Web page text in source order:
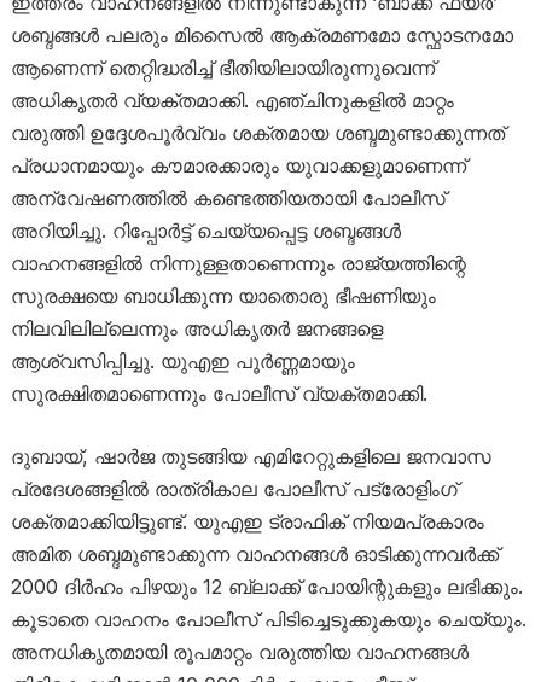
ശബ്ദങ്ങൾ പലരും മിസൈൽ ആക്രമണമോ സ്ഫോടനമോ
ആണെന്ന് തെറ്റിദ്ധരിച്ച് ഭീതിയിലായിരുന്നുവെന്ന്
അധികൃതർ വ്യക്തമാക്കി. എഞ്ചിനുകളിൽ മാറ്റം
വരുത്തി ഉദ്ദേശപൂർവ്വം ശക്തമായ ശബ്ദമുണ്ടാക്കുന്നത്
പ്രധാനമായും കൗമാരക്കാരും യുവാക്കളുമാണെന്ന്
അന്വേഷണത്തിൽ കണ്ടെത്തിയതായി പോലീസ്
അറിയിച്ചു. റിപ്പോർട്ട് ചെയ്യപ്പെട്ട ശബ്ദങ്ങൾ
വാഹനങ്ങളിൽ നിന്നുള്ളതാണെന്നും രാജ്യത്തിന്റെ
സുരക്ഷയെ ബാധിക്കുന്ന യാതൊരു ഭീഷണിയും
നിലവിലില്ലെന്നും അധികൃതർ ജനങ്ങളെ
ആശ്വസിപ്പിച്ചു. യുഎഇ പൂർണ്ണമായും
സുരക്ഷിതമാണെന്നും പോലീസ് വ്യക്തമാക്കി.
ദുബായ്, ഷാർജ തുടങ്ങിയ എമിറേറ്റുകളിലെ ജനവാസ
പ്രദേശങ്ങളിൽ രാത്രികാല പോലീസ് പട്രോളിംഗ്
ശക്തമാക്കിയിട്ടുണ്ട്. യുഎഇ ട്രാഫിക് നിയമപ്രകാരം
അമിത ശബ്ദമുണ്ടാക്കുന്ന വാഹനങ്ങൾ ഓടിക്കുന്നവർക്ക്
2000 ദിർഹം പിഴയും 12 ബ്ലാക്ക് പോയിന്റുകളും ലഭിക്കും.
കൂടാതെ വാഹനം പോലീസ് പിടിച്ചെടുക്കുകയും ചെയ്യും.
അനധികൃതമായി രൂപമാറ്റം വരുത്തിയ വാഹനങ്ങൾ